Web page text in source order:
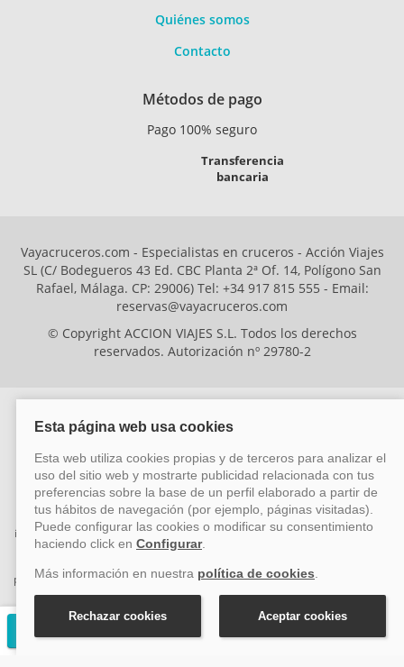
Quiénes somos
Contacto
Métodos de pago
Pago 100% seguro
Transferencia
bancaria
Vayacruceros.com - Especialistas en cruceros - Acción Viajes
SL (C/ Bodegueros 43 Ed. CBC Planta 2ª Of. 14, Polígono San
Rafael, Málaga. CP: 29006) Tel: +34 917 815 555 - Email:
reservas@vayacruceros.com
© Copyright ACCION VIAJES S.L. Todos los derechos
reservados. Autorización nº 29780-2
ACCION VIAJES SL ha sido beneficiaria del Fondo Europeo de Desarrollo
Regional (FEDER), cuyo objetivo es mejorar la competitividad de las pymes
mediante el impulso de la innovación, el desarrollo tecnológico, la
investigación de calidad y el uso seguro y fiable del ciberespacio. Gracias a
esta financiación, la empresa ha puesto en marcha un Plan de Acción
promoviendo la innovación y la ciberseguridad. Para ello, ha contado con el
apoyo de los programas Pyme Innova y Pyme Cibersegura de la Cámara
de Comercio de Málaga. #EuropaSeSiente